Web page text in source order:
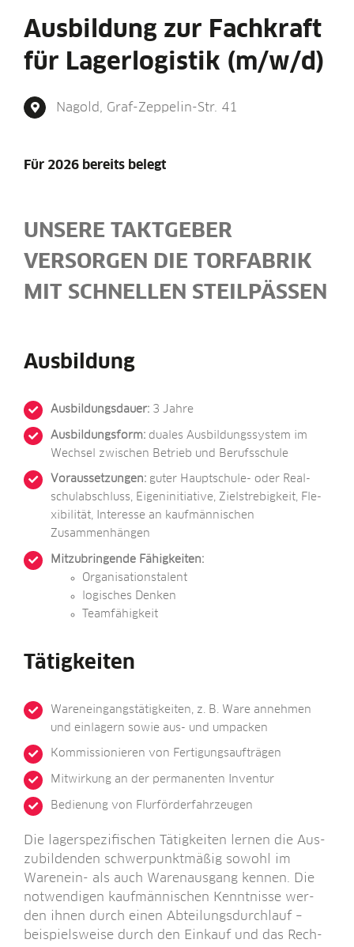
Ausbildung zur Fachkraft
für Lagerlogistik (m/w/d)
Nagold, Graf-Zep­pe­lin-Str. 41
Für 2026 bereits belegt
UNSE­RE TAKTGEBER
VER­SOR­GEN DIE TOR­FA­BRIK
MIT SCHNEL­LEN STEILPÄSSEN
Ausbildung
Aus­bil­dungs­dau­er:3 Jahre
Aus­bil­dungs­form:dua­les Aus­bil­dungs­sys­tem im
Wech­sel zwi­schen Betrieb und Berufsschule
Vor­aus­set­zun­gen:guter Haupt­schu­le- oder Real­
schul­ab­schluss, Eigen­in­itia­ti­ve, Ziel­stre­big­keit, Fle­
xi­bi­li­tät, Inter­es­se an kauf­män­ni­schen
Zusammenhängen
Mit­zu­brin­gen­de Fähigkeiten:
Orga­ni­sa­ti­ons­ta­lent
logi­sches Denken
Team­fä­hig­keit
Tätigkeiten
Waren­ein­gangs­tä­tig­kei­ten, z. B. Ware anneh­men
und ein­la­gern sowie aus- und umpacken
Kom­mis­sio­nie­ren von Fertigungsaufträgen
Mit­wir­kung an der per­ma­nen­ten Inventur
Bedie­nung von Flurförderfahrzeugen
Die lager­spe­zi­fi­schen Tätig­kei­ten ler­nen die Aus­
zu­bil­den­den schwer­punkt­mä­ßig sowohl im
Waren­ein- als auch Waren­aus­gang ken­nen. Die
not­wen­di­gen kauf­män­ni­schen Kennt­nis­se wer­
den ihnen durch einen Abtei­lungs­durch­lauf –
bei­spiels­wei­se durch den Ein­kauf und das Rech­